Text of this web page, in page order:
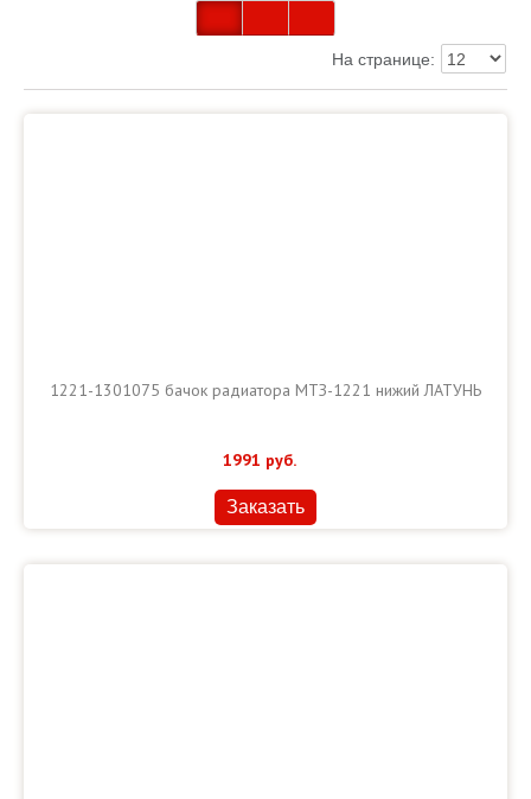
На странице:
1221-1301075 бачок радиатора МТЗ-1221 нижий ЛАТУНЬ
1991 руб.
Заказать